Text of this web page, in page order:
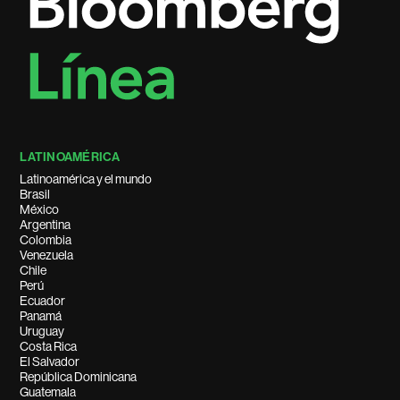
LATINOAMÉRICA
Latinoamérica y el mundo
Brasil
México
Argentina
Colombia
Venezuela
Chile
Perú
Ecuador
Panamá
Uruguay
Costa Rica
El Salvador
República Dominicana
Guatemala